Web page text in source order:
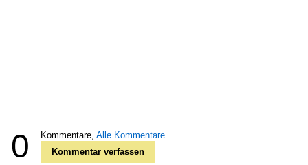
0 Kommentare, Alle Kommentare
Kommentar verfassen